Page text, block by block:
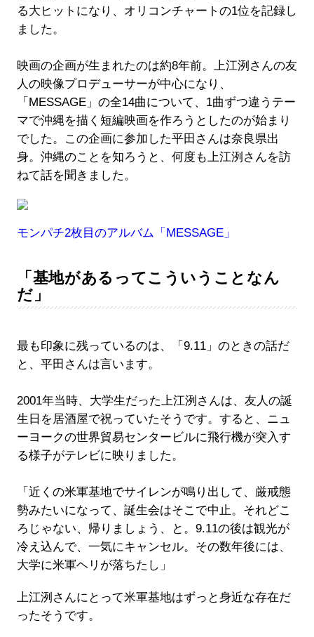
る大ヒットになり、オリコンチャートの1位を記録し
ました。
映画の企画が生まれたのは約8年前。上江洌さんの友
人の映像プロデューサーが中心になり、
「MESSAGE」の全14曲について、1曲ずつ違うテー
マで沖縄を描く短編映画を作ろうとしたのが始まり
でした。この企画に参加した平田さんは奈良県出
身。沖縄のことを知ろうと、何度も上江洌さんを訪
ねて話を聞きました。
モンパチ2枚目のアルバム「MESSAGE」
「基地があるってこういうことなん
だ」
最も印象に残っているのは、「9.11」のときの話だ
と、平田さんは言います。
2001年当時、大学生だった上江洌さんは、友人の誕
生日を居酒屋で祝っていたそうです。すると、ニュ
ーヨークの世界貿易センタービルに飛行機が突入す
る様子がテレビに映りました。
「近くの米軍基地でサイレンが鳴り出して、厳戒態
勢みたいになって、誕生会はそこで中止。それどこ
ろじゃない、帰りましょう、と。9.11の後は観光が
冷え込んで、一気にキャンセル。その数年後には、
大学に米軍ヘリが落ちたし」
上江洌さんにとって米軍基地はずっと身近な存在だ
ったそうです。